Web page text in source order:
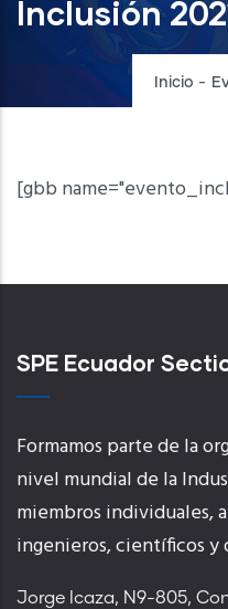
Inclusión
Inicio -
[gbb
SPE Ecuador
Formamos parte de la
nivel mundial de la
miembros individuales,
ingenieros, científicos y
Jorge Icaza, N9-805,